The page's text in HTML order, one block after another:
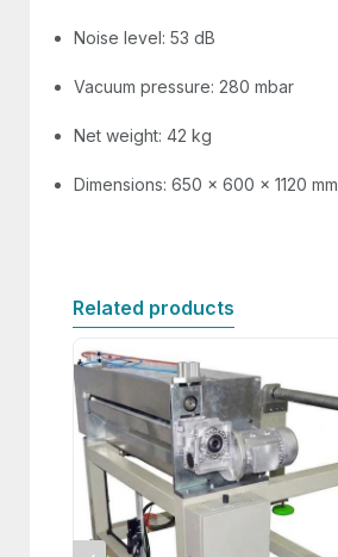
Noise level: 53 dB
Vacuum pressure: 280 mbar
Net weight: 42 kg
Dimensions: 650 x 600 x 1120 mm
Related products